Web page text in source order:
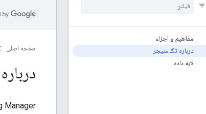
مفاهیم و اجزاء
درباره تگ منیجر
لایه داده
صفحه اصلی